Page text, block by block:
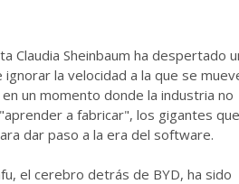
Claudia Sheinbaum ha despertado
la velocidad a la que se
un momento donde la industria no
a fabricar", los gigantes que
dar paso a la era del software.
el cerebro detrás de BYD, ha sido